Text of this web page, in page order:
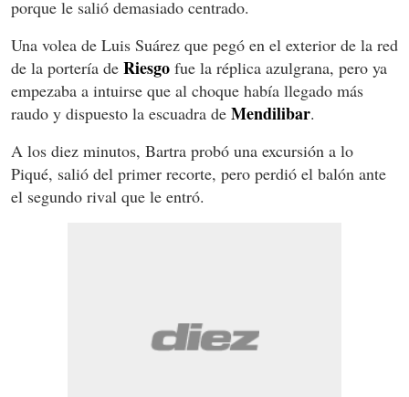
porque le salió demasiado centrado.
Una volea de Luis Suárez que pegó en el exterior de la red
de la portería de Riesgo fue la réplica azulgrana, pero ya
empezaba a intuirse que al choque había llegado más
raudo y dispuesto la escuadra de Mendilibar.
A los diez minutos, Bartra probó una excursión a lo
Piqué, salió del primer recorte, pero perdió el balón ante
el segundo rival que le entró.